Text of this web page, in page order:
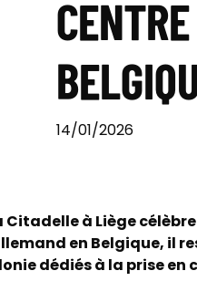
14/01/2026
à Liège
en Belgique, il
dédiés à la prise en